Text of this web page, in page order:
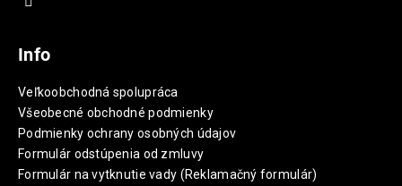
Info
Veľkoobchodná spolupráca
Všeobecné obchodné podmienky
Podmienky ochrany osobných údajov
Formulár odstúpenia od zmluvy
Formulár na vytknutie vady (Reklamačný formulár)